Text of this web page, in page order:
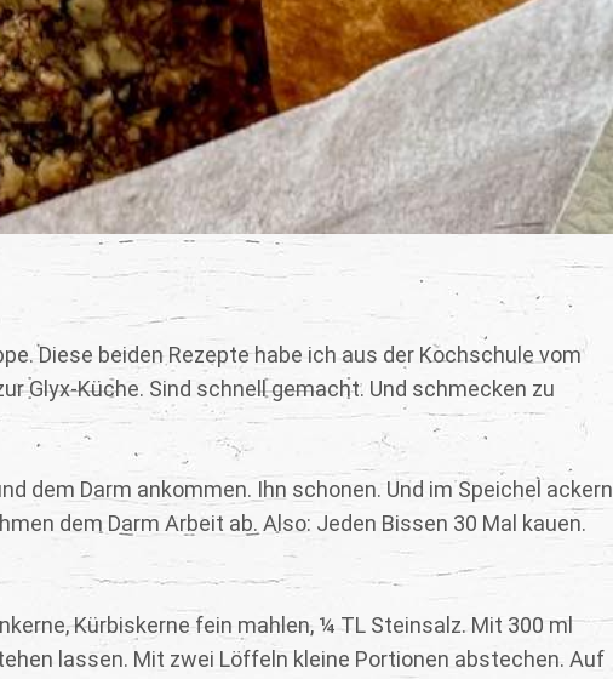
Diese beiden Rezepte habe ich aus der Kochschule vom
Glyx-Küche. Sind schnell gemacht. Und schmecken zu
dem Darm ankommen. Ihn schonen. Und im Speichel ackern
dem Darm Arbeit ab. Also: Jeden Bissen 30 Mal kauen.
Kürbiskerne fein mahlen, ¼ TL Steinsalz. Mit 300 ml
lassen. Mit zwei Löffeln kleine Portionen abstechen. Auf